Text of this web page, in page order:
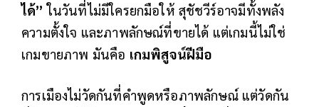
ได้” ในวันที่ไม่มีใครยกมือให้ สุชัชวีร์อาจมีทั้งพลัง
ความตั้งใจ และภาพลักษณ์ที่ขายได้ แต่เกมนี้ไม่ใช่
เกมขายภาพ มันคือ เกมพิสูจน์ฝีมือ
การเมืองไม่วัดกันที่คำพูดหรือภาพลักษณ์ แต่วัดกัน